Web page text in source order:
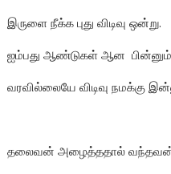
இருளை நீக்க புது விடிவு ஒன்று.
ஐம்பது ஆண்டுகள் ஆன பின்னும்
வரவில்லையே விடிவு நமக்கு
தலைவன் அழைத்ததால்